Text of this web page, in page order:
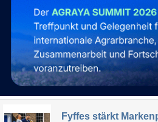
Fyffes stärkt